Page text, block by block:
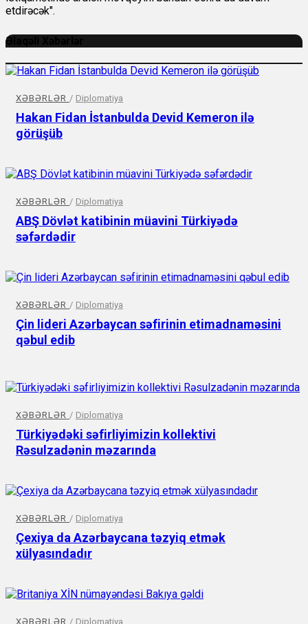
etdirəcək".
Əlaqəli Xəbərlər
XƏBƏRLƏR / Diplomatiya
Hakan Fidan İstanbulda Devid Kemeron ilə
görüşüb
XƏBƏRLƏR / Diplomatiya
ABŞ Dövlət katibinin müavini Türkiyədə
səfərdədir
XƏBƏRLƏR / Diplomatiya
Çin lideri Azərbaycan səfirinin etimadnaməsini
qəbul edib
XƏBƏRLƏR / Diplomatiya
Türkiyədəki səfirliyimizin kollektivi
Rəsulzadənin məzarında
XƏBƏRLƏR / Diplomatiya
Çexiya da Azərbaycana təzyiq etmək
xülyasındadır
XƏBƏRLƏR / Diplomatiya